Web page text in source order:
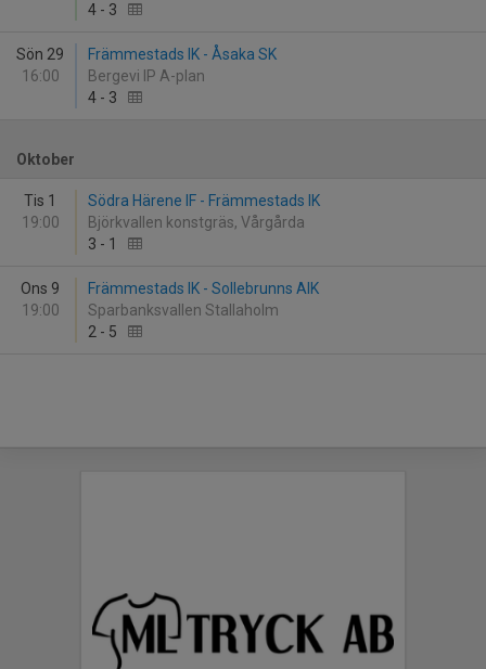
4 - 3
Sön 29
16:00
Främmestads IK - Åsaka SK
Bergevi IP A-plan
4 - 3
Oktober
Tis 1
19:00
Södra Härene IF - Främmestads IK
Björkvallen konstgräs, Vårgårda
3 - 1
Ons 9
19:00
Främmestads IK - Sollebrunns AIK
Sparbanksvallen Stallaholm
2 - 5